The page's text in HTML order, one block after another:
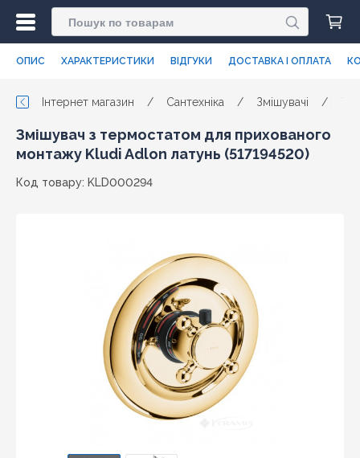
ОПИС ХАРАКТЕРИСТИКИ ВІДГУКИ ДОСТАВКА І ОПЛАТА
Інтернет магазин / Сантехніка / Змішувачі /
Змішувач з термостатом для прихованого
монтажу Kludi Adlon латунь (517194520)
Код товару: KLD000294